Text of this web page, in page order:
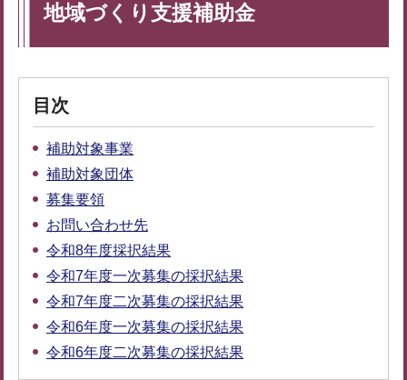
地域づくり支援補助金
目次
補助対象事業
補助対象団体
募集要領
お問い合わせ先
令和8年度採択結果
令和7年度一次募集の採択結果
令和7年度二次募集の採択結果
令和6年度一次募集の採択結果
令和6年度二次募集の採択結果